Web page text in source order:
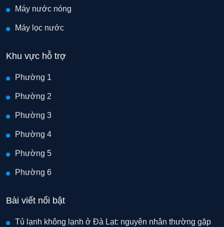
Máy nước nóng
Máy lọc nước
Khu vực hỗ trợ
Phường 1
Phường 2
Phường 3
Phường 4
Phường 5
Phường 6
Bài viết nổi bật
Tủ lạnh không lạnh ở Đà Lạt: nguyên nhân thường gặp